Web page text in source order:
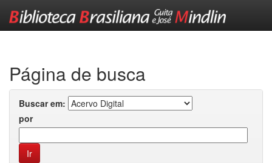
Página de busca
Buscar em:
por